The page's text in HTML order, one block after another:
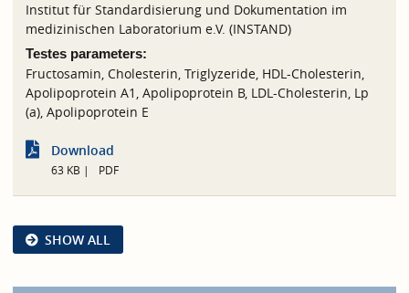
Institut für Standardisierung und Dokumentation im
medizinischen Laboratorium e.V. (INSTAND)
Testes parameters:
Fructosamin, Cholesterin, Triglyzeride, HDL-Cholesterin,
Apolipoprotein A1, Apolipoprotein B, LDL-Cholesterin, Lp
(a), Apolipoprotein E
Download
63 KB PDF
SHOW ALL